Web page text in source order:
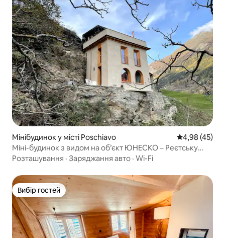
Мінібудинок у місті Poschiavo Середня
4,98 (45)
Міні-будинок з видом на об’єкт ЮНЕСКО – Реєтську
залізницю
Розташування · Заряджання авто · Wi-Fi
Вибір гостей
Вибір гостей